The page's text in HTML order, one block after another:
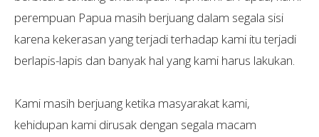
perempuan Papua masih berjuang dalam segala sisi
karena kekerasan yang terjadi terhadap kami itu terjadi
berlapis-lapis dan banyak hal yang kami harus lakukan.
Kami masih berjuang ketika masyarakat kami,
kehidupan kami dirusak dengan segala macam